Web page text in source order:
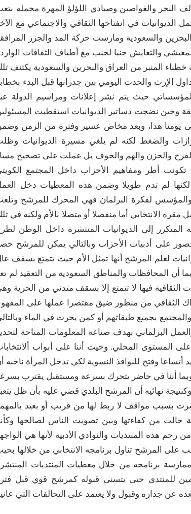
البحر والغواصين وصيادي اللؤلؤ المهرة محمله
الديوانيات في انفتاحها الثقافي والاجتماعي مع
والسعودية ومارست حركة المد والجزر
والتعايش جنبا لجنب مع أطياف الثقافات
المنبر من العراق والبحرين والسعودية يكتنف
الإرث والحدث اليومي بين جدرانها قبل البدء
حيث يتم نشر إعلانات ومراسيم الدولة
وحين نضجت دساتير الديوانيات استقطبت
يومنا هذا، وبعد مخاض عسير وفترة من الزمن
والضغط لكنه لم يلغي مسيرة الديوانيات
الفرح والحزن والهم والخوف بل عملت على تصحيح
أطر ومفاهيم الأحزاب داخل المجتمع
لم تدم طويلا وضمن هذه المعطيات دخل
والمؤسس لفكرة البرلمان فهي المحرك للمرشح
الانتخابي أما منفصلا أو متصلا بالأم ولكنه في
المتكرر إلى الديوانيات المنتشرة داخل الوطن
على أدبيات الأحزاب وبالتالي يمكن للمرشح
لعلم المرشح أنها تمثل الأم حيث تتمتع بسقف
أن المحافظات والمناطق السعودية من التعقيد لم
الثقافية فيها لا تتمتع إلا بسقف متدني من الحرية
الثقافي من منظور ضيق مقتصرا عملها على
بجميع طبقاتهم أو كمن يحرث في الماء
البرلماني بهدف صناعة المعلومات المتاحة
على المستوى المحلي. وحيث أننا على أبواب
وفتح للنوافذ النسوية لكي تدخل المرأة ناخبه
وبما أننا في حاضر يتحرك بسرعة ومستقبل يقترب
نهائيه أن المرشح البلدي قضي عليه بأن ظل
بسبب مواقف لا ربط لها من قريب أو بعيد
حالت من كفاءتها وبين تصويت الناس لصالحها
هذه المنتديات والنوادي الأدبية لأنها هي
على المرشح تناول برنامجه الانتخابي من خلالها
برنامجه من خلال معطيات المنتديات
للمنتدى حتى يتسنى قبوله كمرشح قوي قبل
عن جداره وقبول ولا يعتمد على التحالفات التي